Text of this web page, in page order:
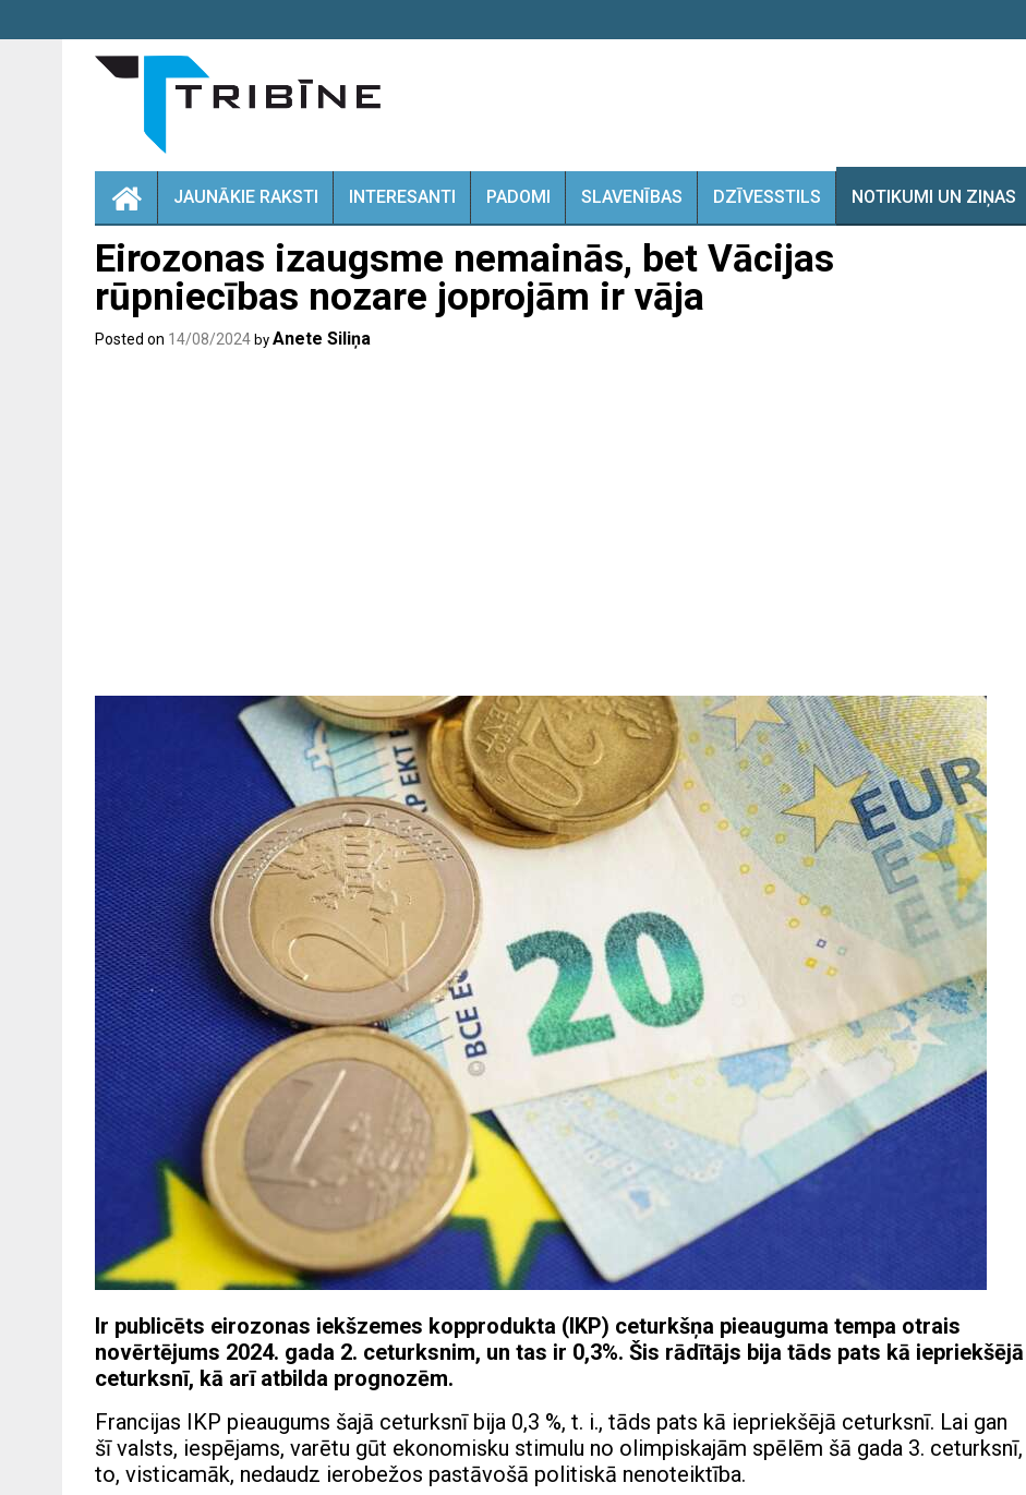
JAUNĀKIE RAKSTI INTERESANTI PADOMI SLAVENĪBAS DZĪVESSTILS NOTIKUMI UN ZIŅAS
Eirozonas izaugsme nemainās, bet Vācijas
rūpniecības nozare joprojām ir vāja
Posted on 14/08/2024 by Anete Siliņa
Ir publicēts eirozonas iekšzemes kopprodukta (IKP) ceturkšņa pieauguma tempa otrais
novērtējums 2024. gada 2. ceturksnim, un tas ir 0,3%. Šis rādītājs bija tāds pats kā iepriekšējā
ceturksnī, kā arī atbilda prognozēm.
Francijas IKP pieaugums šajā ceturksnī bija 0,3 %, t. i., tāds pats kā iepriekšējā ceturksnī. Lai gan
šī valsts, iespējams, varētu gūt ekonomisku stimulu no olimpiskajām spēlēm šā gada 3. ceturksnī,
to, visticamāk, nedaudz ierobežos pastāvošā politiskā nenoteiktība.